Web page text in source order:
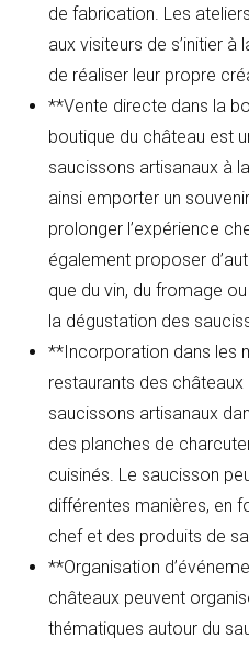
de fabrication. Les
aux visiteurs de s’initier
de réaliser leur propre
**Vente directe dans la
boutique du château est
saucissons artisanaux à
ainsi emporter un
prolonger l’expérience
également proposer
que du vin, du fromage
la dégustation des
**Incorporation dans les
restaurants des
saucissons artisanaux
des planches de
cuisinés. Le saucisson
différentes manières, en
chef et des produits de
**Organisation
châteaux peuvent
thématiques autour du